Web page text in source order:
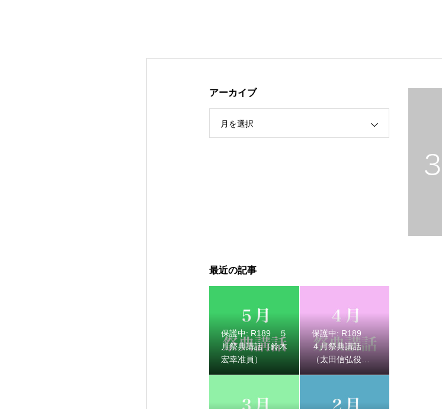
アーカイブ
月を選択
最近の記事
保護中: R189 ５
月祭典講話（鈴木
宏幸准員）
保護中: R189
４月祭典講話
（太田信弘役